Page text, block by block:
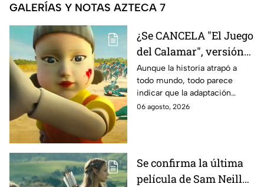
GALERÍAS Y NOTAS AZTECA 7
¿Se CANCELA "El Juego
del Calamar", versión
Estados Unidos? Esto
es lo que se sabe al
momento
Aunque la historia atrapó a
todo mundo, todo parece
indicar que la adaptación
podría ser cancelada:
06 agosto, 2026
Se confirma la última
película de Sam Neill